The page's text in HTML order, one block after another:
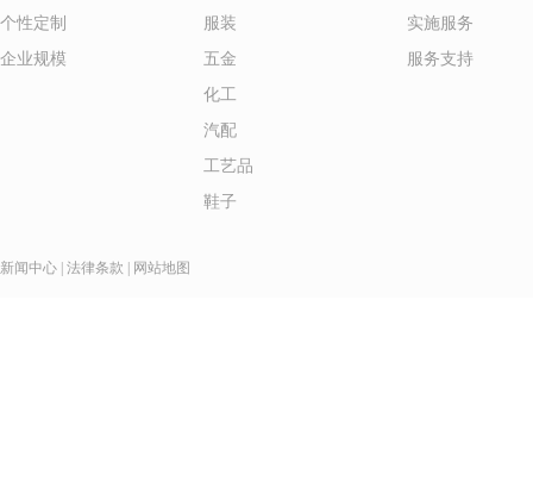
个性定制
企业规模
服装
五金
化工
汽配
工艺品
鞋子
实施服务
服务支持
新闻中心 法律条款 网站地图